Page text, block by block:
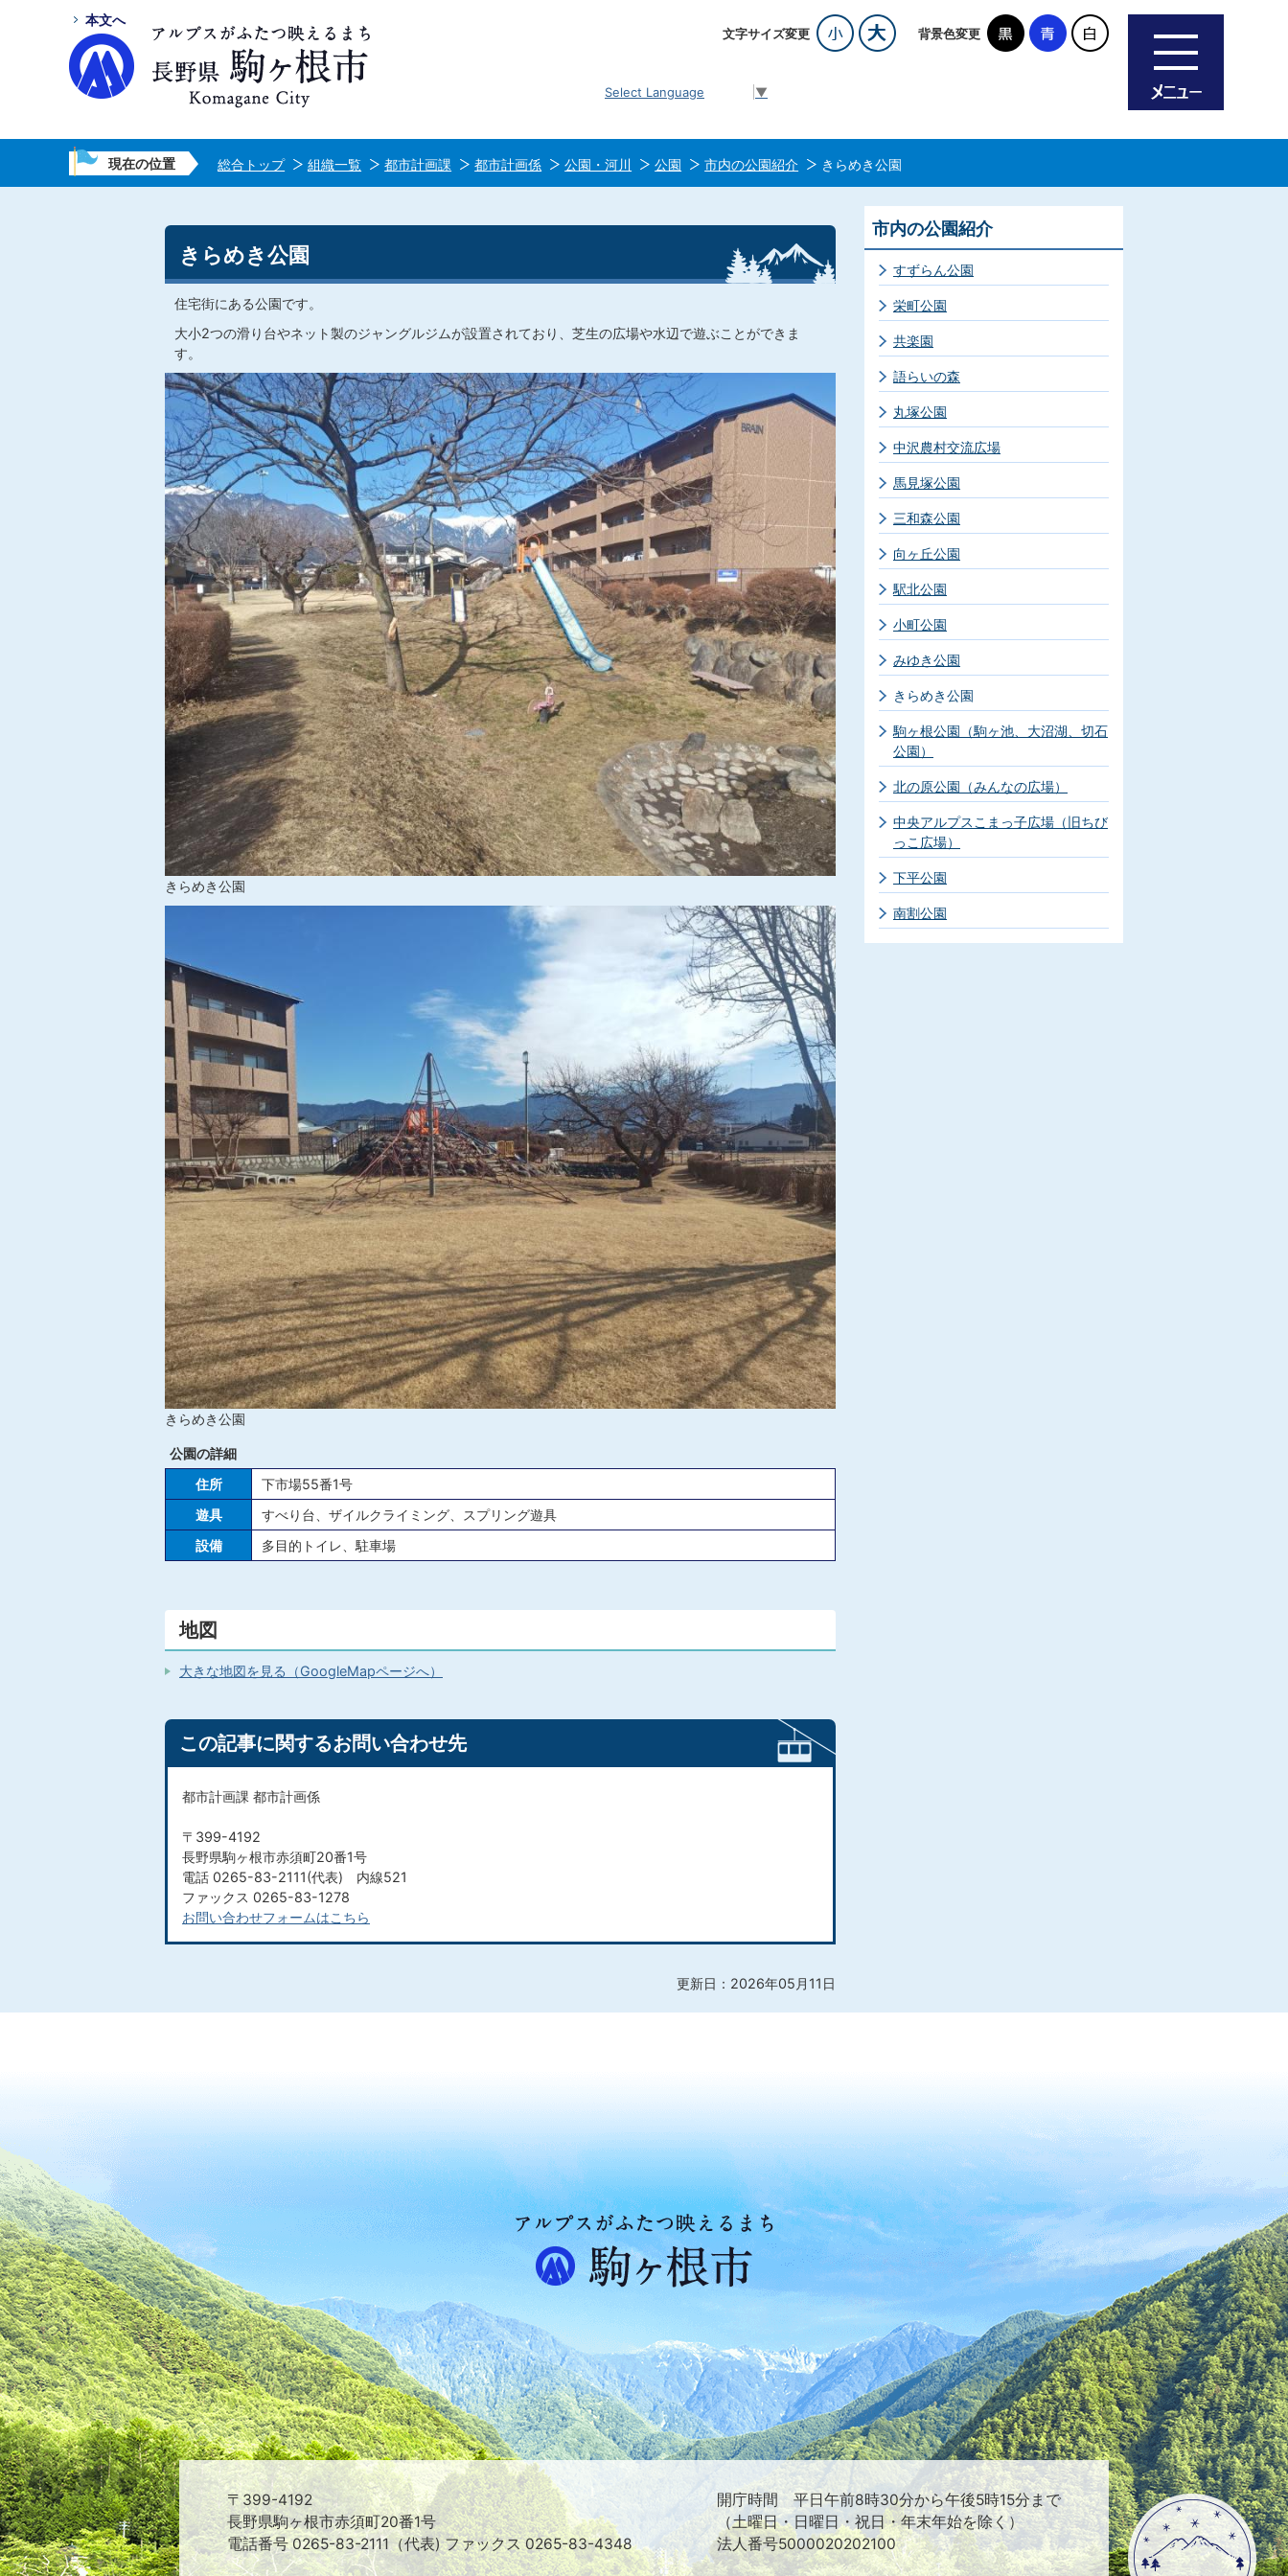
本文へ
文字サイズ変更 背景色変更
Select Language ▼
現在の位置 総合トップ 組織一覧 都市計画課 都市計画係 公園・河川 公園 市内の公園紹介 きらめき公園
きらめき公園
住宅街にある公園です。
大小2つの滑り台やネット製のジャングルジムが設置されており、芝生の広場や水辺で遊ぶことができま
す。
きらめき公園
きらめき公園
公園の詳細
住所
下市場55番1号
遊具
すべり台、ザイルクライミング、スプリング遊具
設備
多目的トイレ、駐車場
地図
大きな地図を見る（GoogleMapページへ）
この記事に関するお問い合わせ先
都市計画課 都市計画係
〒399-4192
長野県駒ヶ根市赤須町20番1号
電話 0265-83-2111(代表) 内線521
ファックス 0265-83-1278
お問い合わせフォームはこちら
更新日：2026年05月11日
市内の公園紹介
すずらん公園
栄町公園
共楽園
語らいの森
丸塚公園
中沢農村交流広場
馬見塚公園
三和森公園
向ヶ丘公園
駅北公園
小町公園
みゆき公園
きらめき公園
駒ヶ根公園（駒ヶ池、大沼湖、切石
公園）
北の原公園（みんなの広場）
中央アルプスこまっ子広場（旧ちび
っこ広場）
下平公園
南割公園
ア
ル
た
つ
映
え
る
ま
ち
駒
ヶ
根
市
〒399-4192
長野県駒ヶ根市赤須町20番1号
電話番号 0265-83-2111（代表) ファックス 0265-83-4348
開庁時間 平日午前8時30分から午後5時15分まで
（土曜日・日曜日・祝日・年末年始を除く）
法人番号5000020202100